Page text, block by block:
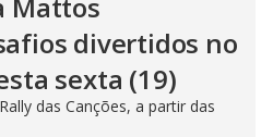
divertidos no
sexta (19)
das Canções, a partir das